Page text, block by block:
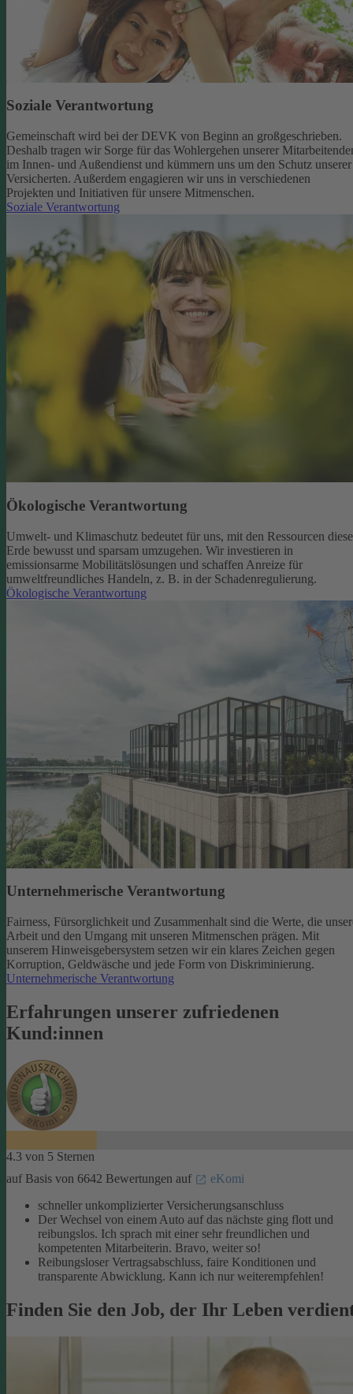
Soziale Verantwortung
Gemeinschaft wird bei der DEVK von Beginn an großgeschrieben.
Deshalb tragen wir Sorge für das Wohlergehen unserer
im Innen- und Außendienst und kümmern uns um den Schutz unserer
Versicherten. Außerdem engagieren wir uns in verschiedenen
Projekten und Initiativen für unsere Mitmenschen.
Soziale Verantwortung
Ökologische Verantwortung
Umwelt- und Klimaschutz bedeutet für uns, mit den Ressourcen
Erde bewusst und sparsam umzugehen. Wir investieren in
emissionsarme Mobilitätslösungen und schaffen Anreize für
umweltfreundliches Handeln, z. B. in der Schadenregulierung.
Ökologische Verantwortung
Unternehmerische Verantwortung
Fairness, Fürsorglichkeit und Zusammenhalt sind die Werte, die
Arbeit und den Umgang mit unseren Mitmenschen prägen. Mit
unserem Hinweisgebersystem setzen wir ein klares Zeichen gegen
Korruption, Geldwäsche und jede Form von Diskriminierung.
Unternehmerische Verantwortung
Erfahrungen unserer zufriedenen
Kund:innen
4.3 von 5 Sternen
auf Basis von 6642 Bewertungen auf
eKomi
schneller unkomplizierter Versicherungsanschluss
Der Wechsel von einem Auto auf das nächste ging flott und
reibungslos. Ich sprach mit einer sehr freundlichen und
kompetenten Mitarbeiterin. Bravo, weiter so!
Reibungsloser Vertragsabschluss, faire Konditionen und
transparente Abwicklung. Kann ich nur weiterempfehlen!
Finden Sie den Job, der Ihr Leben